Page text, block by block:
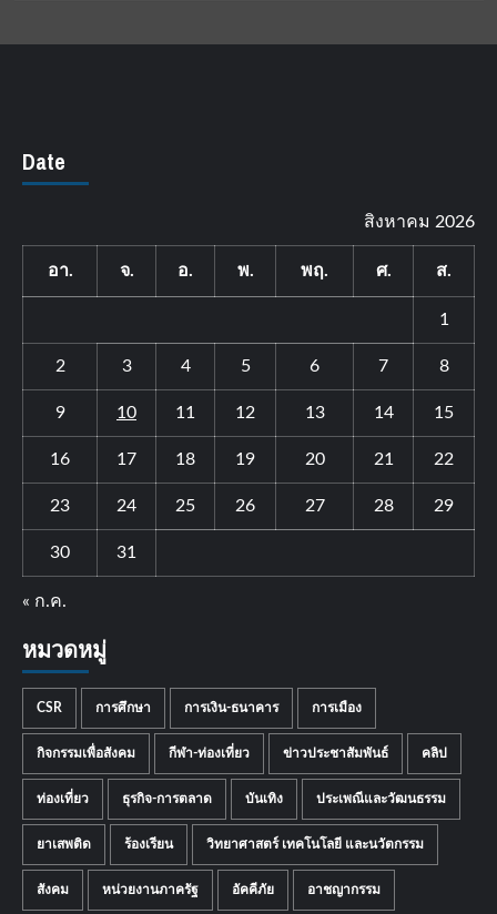
Date
สิงหาคม 2026
อา. จ. อ. พ. พฤ. ศ. ส.
1
2 3 4 5 6 7 8
9 10 11 12 13 14 15
16 17 18 19 20 21 22
23 24 25 26 27 28 29
30 31
« ก.ค.
หมวดหมู่
CSR การศึกษา การเงิน-ธนาคาร การเมือง
กิจกรรมเพื่อสังคม กีฬา-ท่องเที่ยว ข่าวประชาสัมพันธ์ คลิป
ท่องเที่ยว ธุรกิจ-การตลาด บันเทิง ประเพณีและวัฒนธรรม
ยาเสพติด ร้องเรียน วิทยาศาสตร์ เทคโนโลยี และนวัตกรรม
สังคม หน่วยงานภาครัฐ อัคคีภัย อาชญากรรม